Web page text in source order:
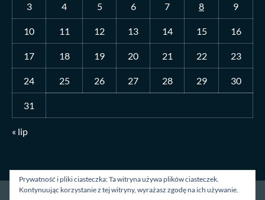
3 4 5 6 7 8 9
10 11 12 13 14 15 16
17 18 19 20 21 22 23
24 25 26 27 28 29 30
31
« lip
Strona główna O mnie Blog Kontakt
Prywatność i pliki ciasteczka: Ta witryna używa plików ciasteczek.
Kontynuując korzystanie z tej witryny, wyrażasz zgodę na ich używanie.